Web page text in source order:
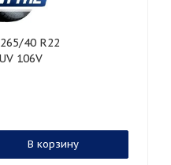
106V
В корзину